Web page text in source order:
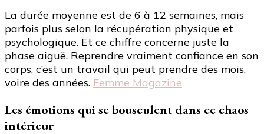
La durée moyenne est de 6 à 12 semaines, mais
parfois plus selon la récupération physique et
psychologique. Et ce chiffre concerne juste la
phase aiguë. Reprendre vraiment confiance en son
corps, c’est un travail qui peut prendre des mois,
voire des années. Femme Magazine
Les émotions qui se bousculent dans ce chaos
intérieur